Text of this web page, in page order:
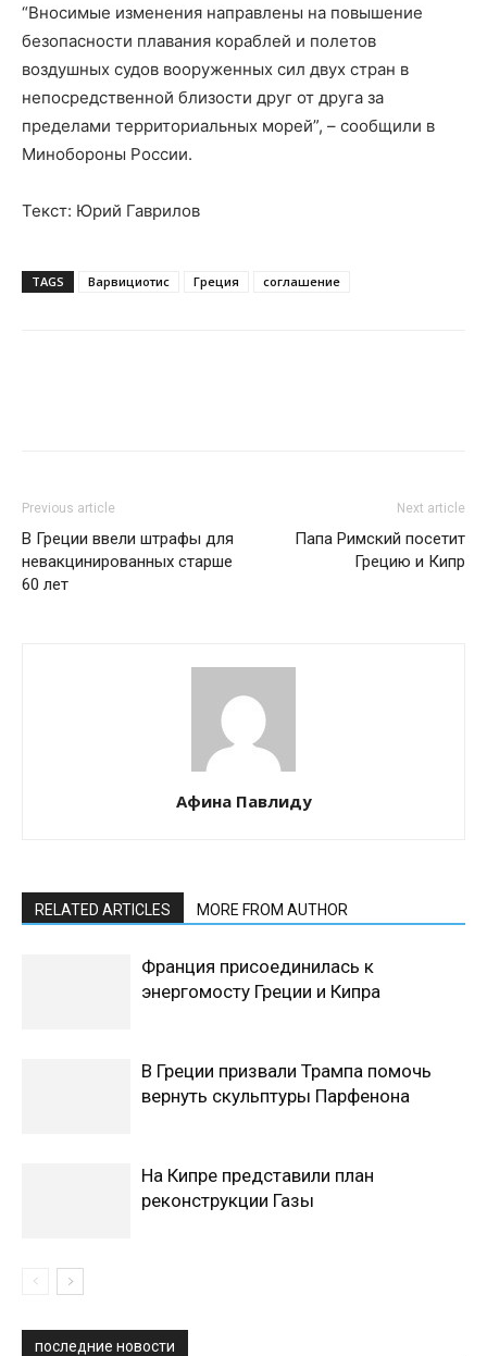
“Вносимые изменения направлены на повышение
безопасности плавания кораблей и полетов
воздушных судов вооруженных сил двух стран в
непосредственной близости друг от друга за
пределами территориальных морей”, – сообщили в
Минобороны России.
Текст: Юрий Гаврилов
TAGS Варвициотис Греция соглашение
Previous article
В Греции ввели штрафы для
невакцинированных старше
60 лет
Next article
Папа Римский посетит
Грецию и Кипр
Афина Павлиду
RELATED ARTICLES MORE FROM AUTHOR
Франция присоединилась к
энергомосту Греции и Кипра
В Греции призвали Трампа помочь
вернуть скульптуры Парфенона
На Кипре представили план
реконструкции Газы
последние новости